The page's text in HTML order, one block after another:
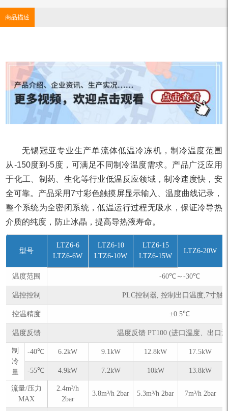
商品描述
无锡冠亚专业生产单流体低温冷冻机，制冷温度范围
从-150度到-5度，可满足不同制冷温度需求。产品广泛应用
于化工、制药、生化等行业低温反应领域，制冷速度快，安
全可靠。产品采用7寸彩色触摸屏显示输入、温度曲线记录，
整个系统为全密闭系统，低温运行过程无吸水，保证冷导热
介质的纯度，防止冰晶，提高导热液寿命。
型号
LTZ6-6
LTZ6-6W
LTZ6-10
LTZ6-10W
LTZ6-15
LTZ6-15W
LTZ6-20W
温度范围 -60℃～-30℃
温控控制 PLC控制器, 控制出口温度,7寸触
控温精度 ±0.5℃
温度反馈 温度反馈 PT100 (进口温度、出口
制
冷
量
-40℃ 6.2kW 9.1kW 12.8kW 17.5kW
-55℃ 4.9kW 7.2kW 10kW 13.8kW
流量/压力
MAX
2.4m³/h
2bar
3.8m³/h 2bar 5.3m³/h 2bar 7m³/h 2bar